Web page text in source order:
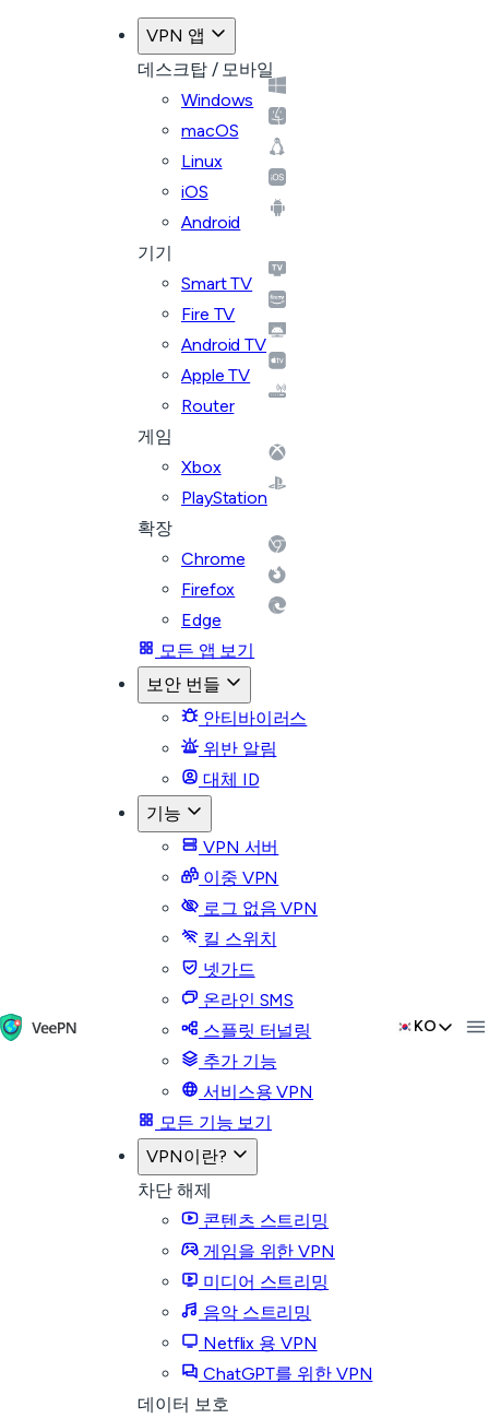
VPN 앱
데스크탑 / 모바일
Windows
macOS
Linux
iOS
Android
기기
Smart TV
Fire TV
Android TV
Apple TV
Router
게임
Xbox
PlayStation
확장
Chrome
Firefox
Edge
모든 앱 보기
보안 번들
안티바이러스
위반 알림
대체 ID
기능
VPN 서버
이중 VPN
로그 없음 VPN
킬 스위치
넷가드
온라인 SMS
스플릿 터널링
추가 기능
서비스용 VPN
모든 기능 보기
VPN이란?
차단 해제
콘텐츠 스트리밍
게임을 위한 VPN
미디어 스트리밍
음악 스트리밍
Netflix 용 VPN
ChatGPT를 위한 VPN
데이터 보호
KO